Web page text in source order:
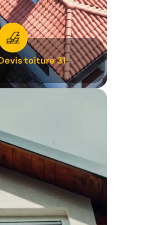
toiture 31